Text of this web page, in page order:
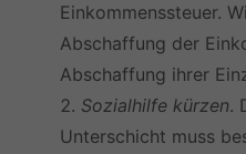
Einkommenssteuer.
Abschaffung der
Abschaffung ihrer
Sozialhilfe kürzen.
Unterschicht muss